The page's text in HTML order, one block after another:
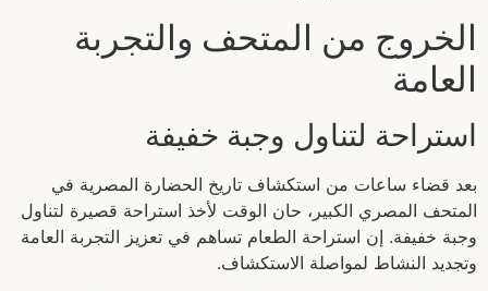
الخروج من المتحف والتجربة
العامة
استراحة لتناول وجبة خفيفة
بعد قضاء ساعات من استكشاف تاريخ الحضارة المصرية في
المتحف المصري الكبير، حان الوقت لأخذ استراحة قصيرة لتناول
وجبة خفيفة. إن استراحة الطعام تساهم في تعزيز التجربة العامة
وتجديد النشاط لمواصلة الاستكشاف.